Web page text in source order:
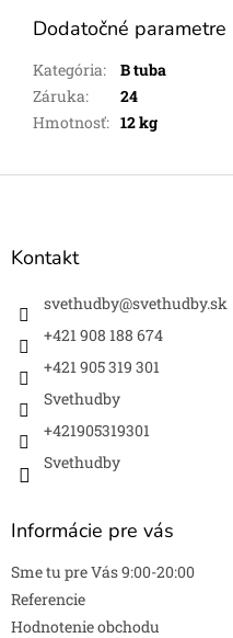
Dodatočné parametre
Kategória:
B tuba
Záruka:
24
Hmotnosť: 12 kg
Z
Kontakt
svethudby@svethudby.sk
+421 908 188 674
+421 905 319 301
Svethudby
+421905319301
Svethudby
Informácie pre vás
Sme tu pre Vás 9:00-20:00
Referencie
Hodnotenie obchodu